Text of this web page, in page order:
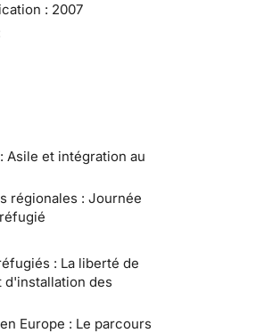
: 2007
Asile et intégration au
régionales : Journée
: La liberté de
des
Europe : Le parcours